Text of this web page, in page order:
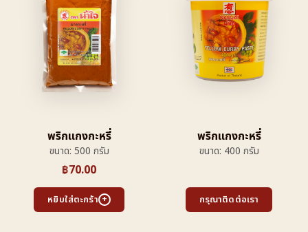
พริกแกงกะหรี่
ขนาด: 500 กรัม
฿70.00
หยิบใส่ตะกร้า
พริกแกงกะหรี่
ขนาด: 400 กรัม
กรุณาติดต่อเรา